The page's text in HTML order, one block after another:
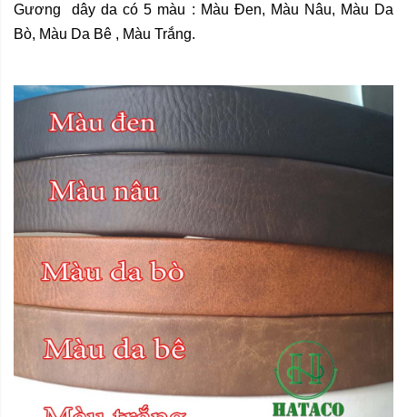
Gương dây da có 5 màu : Màu Đen, Màu Nâu, Màu Da
Bò, Màu Da Bê , Màu Trắng.